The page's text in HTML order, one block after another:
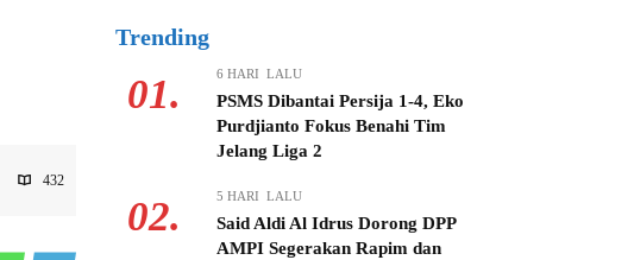
432
Trending
01. 6 HARI LALU
PSMS Dibantai Persija 1-4, Eko
Purdjianto Fokus Benahi Tim
Jelang Liga 2
02. 5 HARI LALU
Said Aldi Al Idrus Dorong DPP
AMPI Segerakan Rapim dan